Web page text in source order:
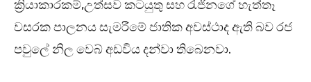
ක්‍රියාකාරකම්,උත්සව කටයුතු සහ රැජිනගේ හැත්තෑ
වසරක පාලනය සැමරීමේ ජාතික අවස්ථාද ඇති බව රජ
පවුලේ නිල වෙබ් අඩවිය දන්වා තිබෙනවා.